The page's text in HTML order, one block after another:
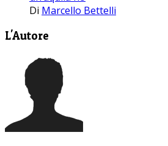
Di Marcello Bettelli
L'Autore